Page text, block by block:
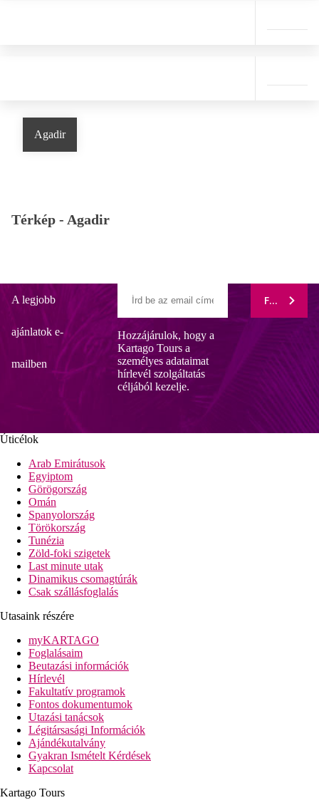
Agadir
Térkép - Agadir
A legjobb
ajánlatok e-
mailben
Hozzájárulok, hogy a
Kartago Tours a
személyes adataimat
hírlevél szolgáltatás
céljából kezelje.
Úticélok
Arab Emirátusok
Egyiptom
Görögország
Omán
Spanyolország
Törökország
Tunézia
Zöld-foki szigetek
Last minute utak
Dinamikus csomagtúrák
Csak szállásfoglalás
Utasaink részére
myKARTAGO
Foglalásaim
Beutazási információk
Hírlevél
Fakultatív programok
Fontos dokumentumok
Utazási tanácsok
Légitársasági Információk
Ajándékutalvány
Gyakran Ismételt Kérdések
Kapcsolat
Kartago Tours